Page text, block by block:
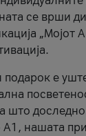
се врши
„Мојот
подарок е
што
А1, нашата